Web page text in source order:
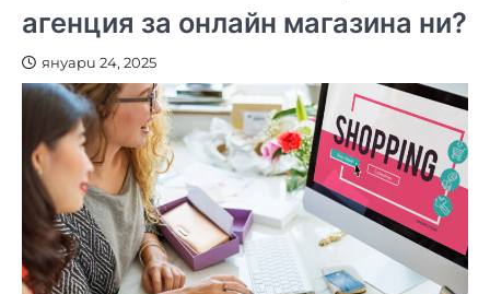
агенция за онлайн магазина ни?
януари 24, 2025